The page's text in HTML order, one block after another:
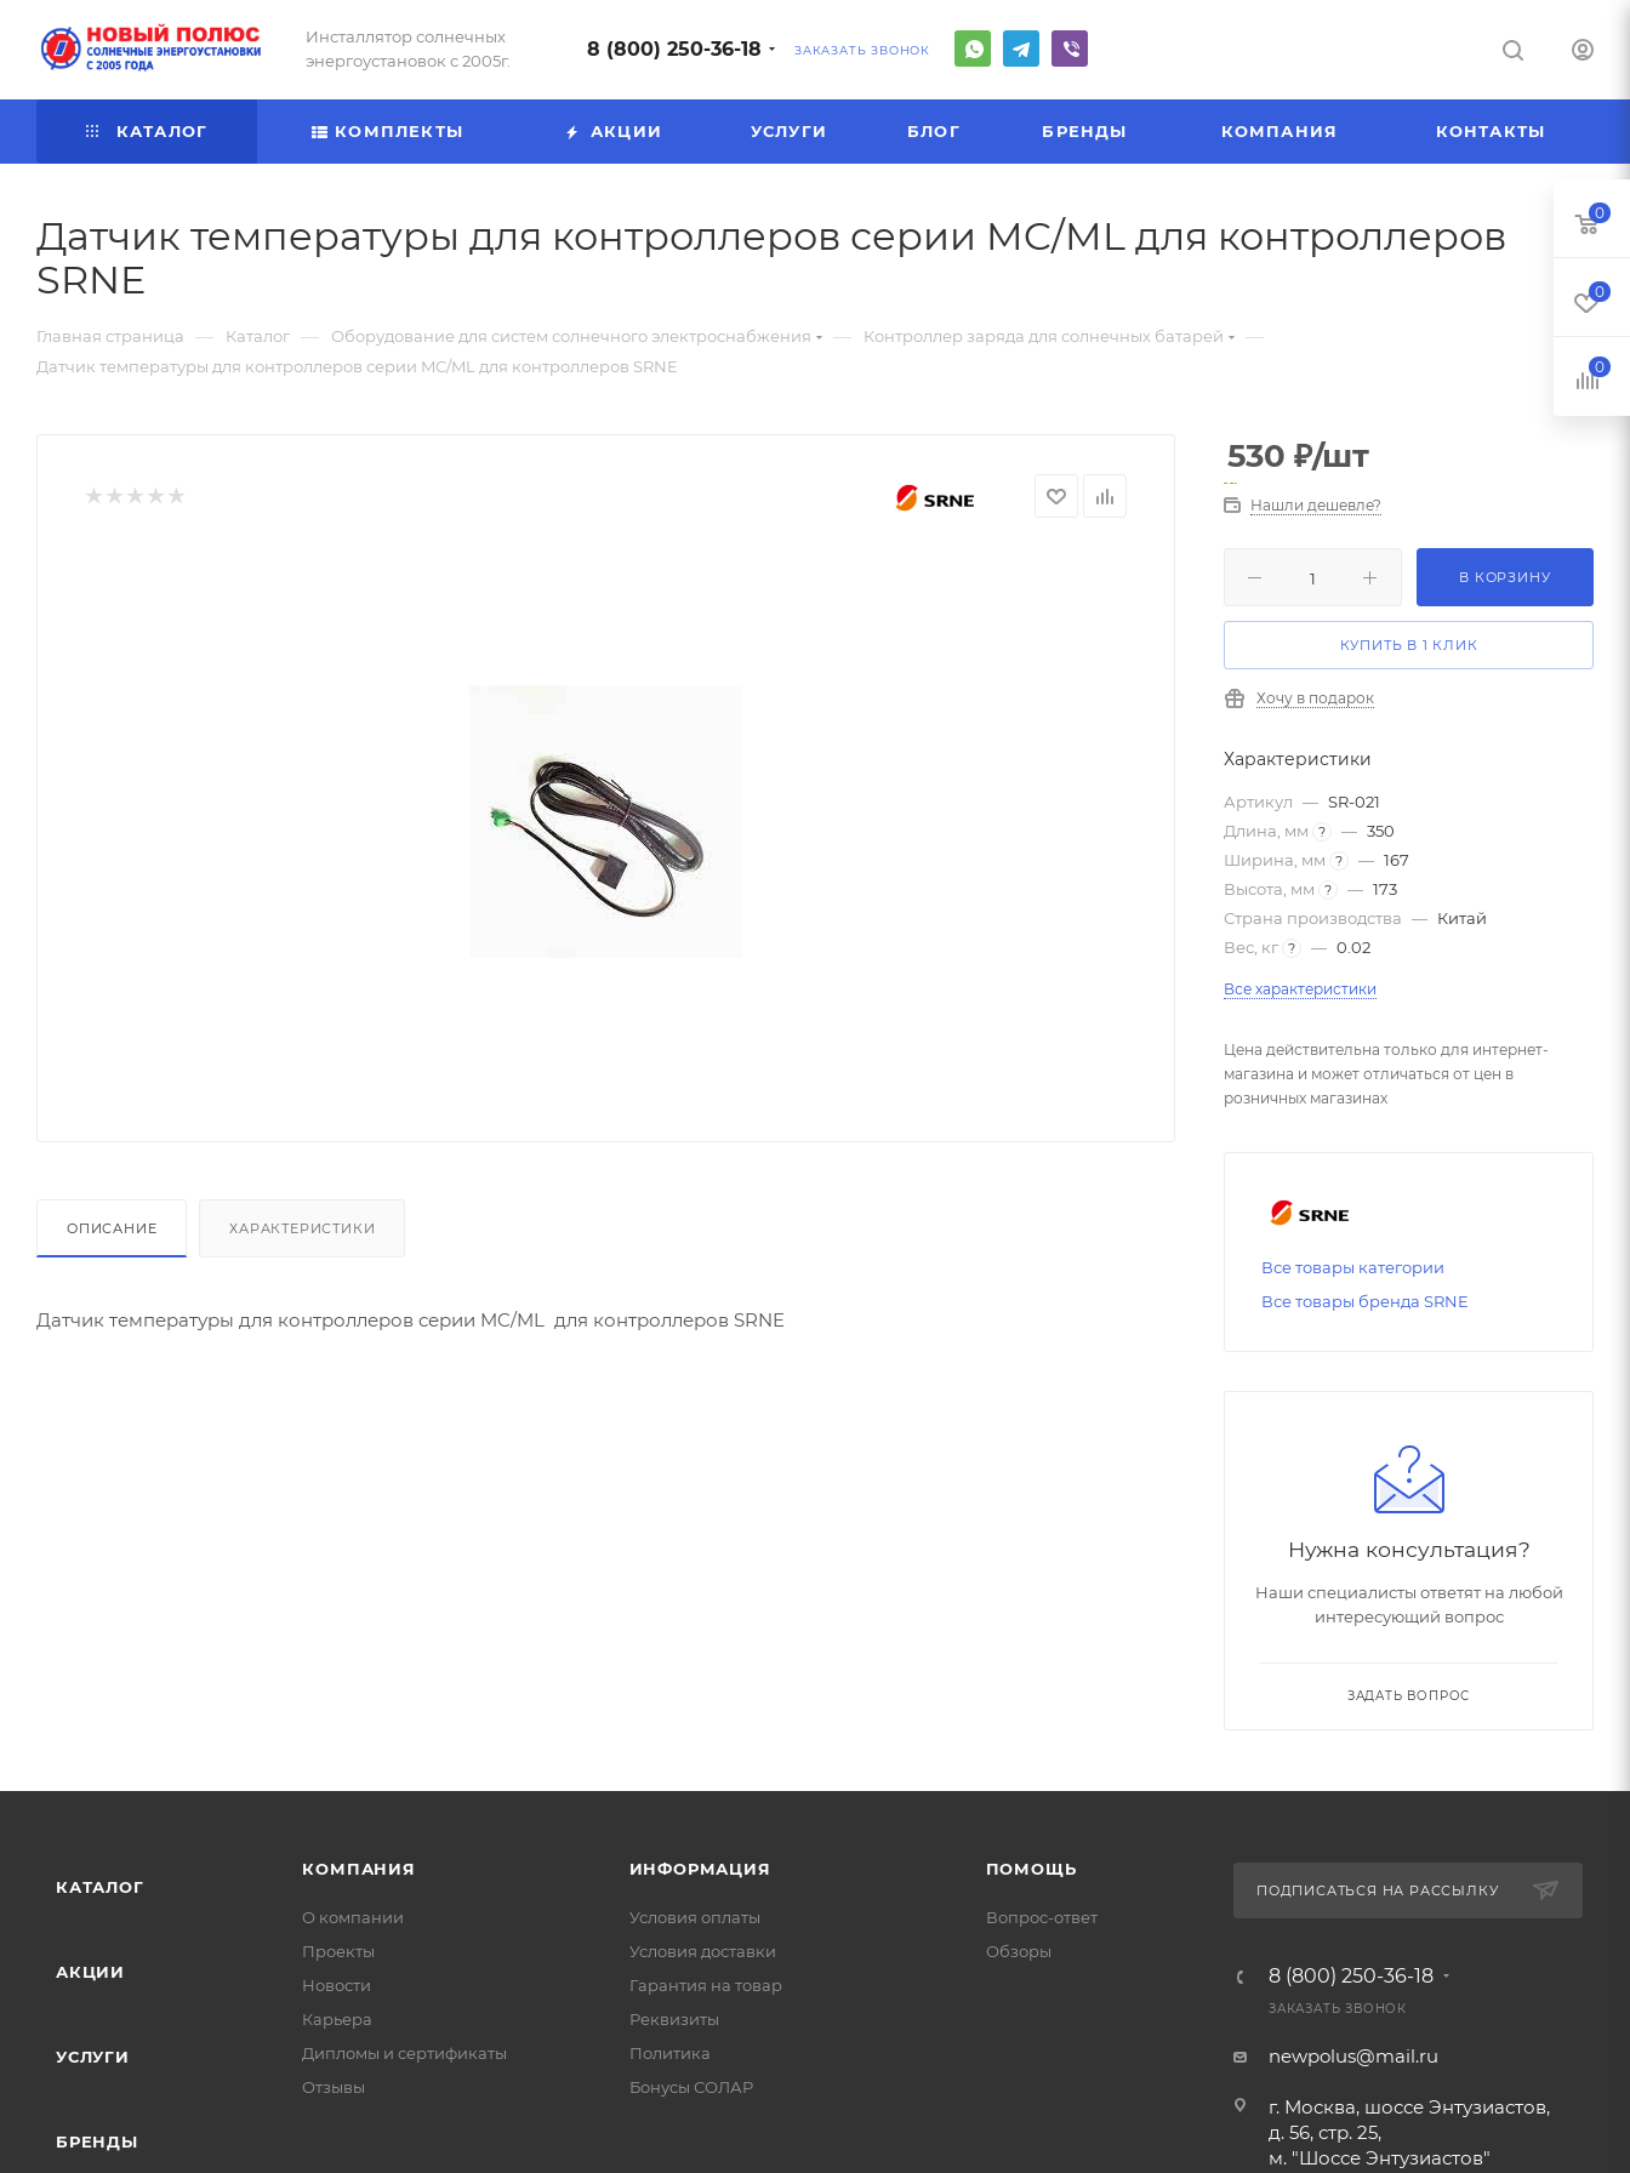
Инсталлятор солнечных
энергоустановок с 2005г.
8 (800) 250-36-18 ЗАКАЗАТЬ ЗВОНОК
КАТАЛОГ КОМПЛЕКТЫ АКЦИИ УСЛУГИ БЛОГ БРЕНДЫ КОМПАНИЯ КОНТАКТЫ
Датчик температуры для контроллеров серии MC/ML для контроллеров
SRNE
Главная страница — Каталог — Оборудование для систем солнечного электроснабжения — Контроллер заряда для солнечных батарей —
Датчик температуры для контроллеров серии MC/ML для контроллеров SRNE
ОПИСАНИЕ ХАРАКТЕРИСТИКИ
Датчик температуры для контроллеров серии MC/ML для контроллеров SRNE
530 ₽/шт
Нашли дешевле?
В КОРЗИНУ
КУПИТЬ В 1 КЛИК
Хочу в подарок
Характеристики
Артикул — SR-021
Длина, мм
? — 350
Ширина, мм
? — 167
Высота, мм
? — 173
Страна производства — Китай
Вес, кг ? — 0.02
Все характеристики
Цена действительна только для интернет-
магазина и может отличаться от цен в
розничных магазинах
Все товары категории
Все товары бренда SRNE
Нужна консультация?
Наши специалисты ответят на любой
интересующий вопрос
ЗАДАТЬ ВОПРОС
КАТАЛОГ
АКЦИИ
УСЛУГИ
БРЕНДЫ
КОМПАНИЯ
О компании
Проекты
Новости
Карьера
Дипломы и сертификаты
Отзывы
ИНФОРМАЦИЯ
Условия оплаты
Условия доставки
Гарантия на товар
Реквизиты
Политика
Бонусы СОЛАР
ПОМОЩЬ
Вопрос-ответ
Обзоры
ПОДПИСАТЬСЯ НА РАССЫЛКУ
8 (800) 250-36-18
ЗАКАЗАТЬ ЗВОНОК
newpolus@mail.ru
г. Москва, шоссе Энтузиастов,
д. 56, стр. 25,
м. "Шоссе Энтузиастов"
0
0
0